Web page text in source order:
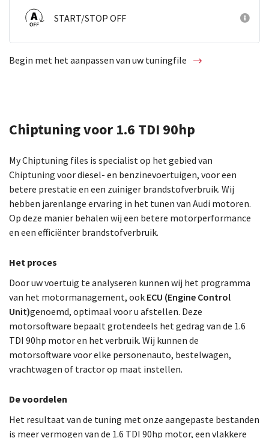
START/STOP OFF
Begin met het aanpassen van uw tuningfile
Chiptuning voor 1.6 TDI 90hp
My Chiptuning files is specialist op het gebied van
Chiptuning voor diesel- en benzinevoertuigen, voor een
betere prestatie en een zuiniger brandstofverbruik. Wij
hebben jarenlange ervaring in het tunen van Audi motoren.
Op deze manier behalen wij een betere motorperformance
en een efficiënter brandstofverbruik.
Het proces
Door uw voertuig te analyseren kunnen wij het programma
van het motormanagement, ook ECU (Engine Control
Unit)genoemd, optimaal voor u afstellen. Deze
motorsoftware bepaalt grotendeels het gedrag van de 1.6
TDI 90hp motor en het verbruik. Wij kunnen de
motorsoftware voor elke personenauto, bestelwagen,
vrachtwagen of tractor op maat instellen.
De voordelen
Het resultaat van de tuning met onze aangepaste bestanden
is meer vermogen van de 1.6 TDI 90hp motor, een vlakkere